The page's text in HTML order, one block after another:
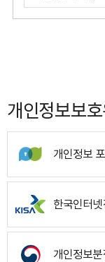
개인정보보
개인정보
한국인터
개인정보